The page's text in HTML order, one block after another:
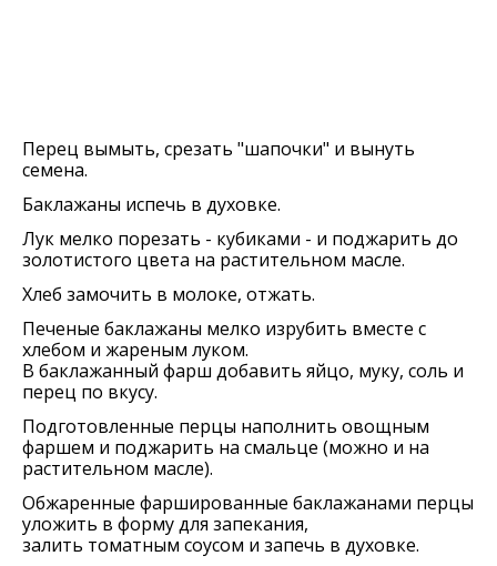
Перец вымыть, срезать "шапочки" и вынуть
семена.
Баклажаны испечь в духовке.
Лук мелко порезать - кубиками - и поджарить до
золотистого цвета на растительном масле.
Хлеб замочить в молоке, отжать.
Печеные баклажаны мелко изрубить вместе с
хлебом и жареным луком.
В баклажанный фарш добавить яйцо, муку, соль и
перец по вкусу.
Подготовленные перцы наполнить овощным
фаршем и поджарить на смальце (можно и на
растительном масле).
Обжаренные фаршированные баклажанами перцы
уложить в форму для запекания,
залить томатным соусом и запечь в духовке.